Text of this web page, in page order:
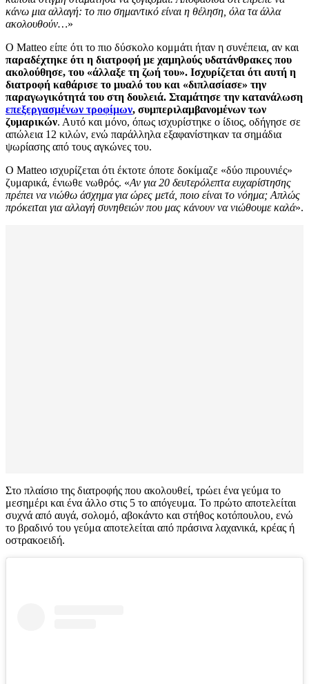
κάνω μια αλλαγή: το πιο σημαντικό είναι η θέληση, όλα τα άλλα
ακολουθούν…»
Ο Matteo είπε ότι το πιο δύσκολο κομμάτι ήταν η συνέπεια, αν και
παραδέχτηκε ότι η διατροφή με χαμηλούς υδατάνθρακες που
ακολούθησε, του «άλλαξε τη ζωή του». Ισχυρίζεται ότι αυτή η
διατροφή καθάρισε το μυαλό του και «διπλασίασε» την
παραγωγικότητά του στη δουλειά. Σταμάτησε την κατανάλωση
επεξεργασμένων τροφίμων, συμπεριλαμβανομένων των
ζυμαρικών. Αυτό και μόνο, όπως ισχυρίστηκε ο ίδιος, οδήγησε σε
απώλεια 12 κιλών, ενώ παράλληλα εξαφανίστηκαν τα σημάδια
ψωρίασης από τους αγκώνες του.
Ο Matteo ισχυρίζεται ότι έκτοτε όποτε δοκίμαζε «δύο πιρουνιές»
ζυμαρικά, ένιωθε νωθρός. «Αν για 20 δευτερόλεπτα ευχαρίστησης
πρέπει να νιώθω άσχημα για ώρες μετά, ποιο είναι το νόημα; Απλώς
πρόκειται για αλλαγή συνηθειών που μας κάνουν να νιώθουμε καλά».
Στο πλαίσιο της διατροφής που ακολουθεί, τρώει ένα γεύμα το
μεσημέρι και ένα άλλο στις 5 το απόγευμα. Το πρώτο αποτελείται
συχνά από αυγά, σολομό, αβοκάντο και στήθος κοτόπουλου, ενώ
το βραδινό του γεύμα αποτελείται από πράσινα λαχανικά, κρέας ή
οστρακοειδή.